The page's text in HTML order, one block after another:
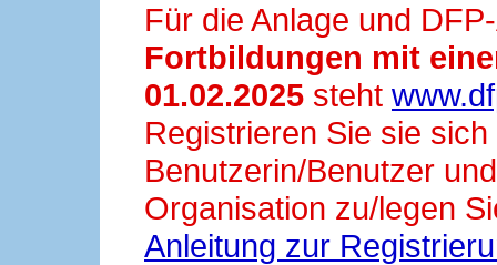
Für die Anlage und
Fortbildungen mit
01.02.2025 steht
Registrieren Sie sie
Benutzerin/Benutzer
Organisation zu/legen
Anleitung zur